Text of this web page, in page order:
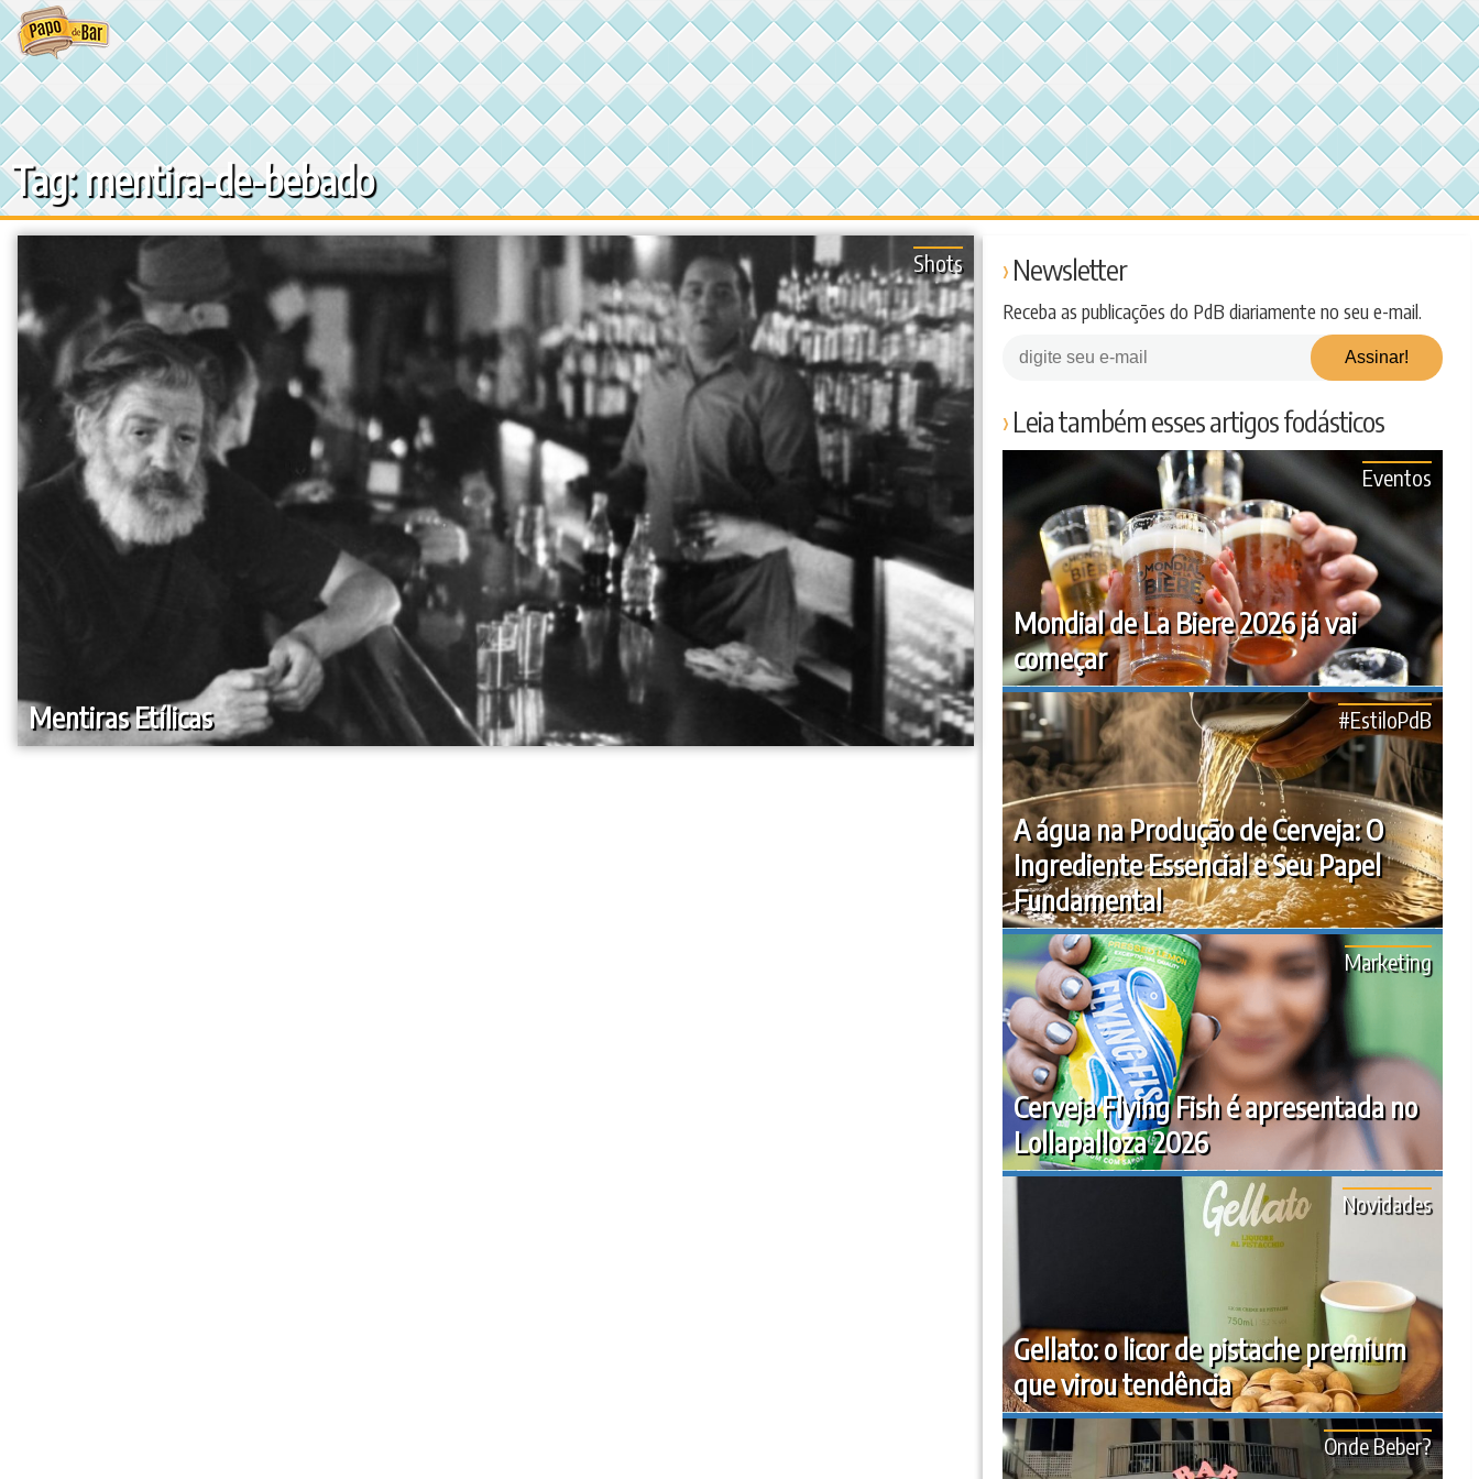
Ir
para
o
conteúdo
Tag: mentira-de-bebado
Mentiras Etílicas
Shots Newsletter
Receba as publicações do PdB diariamente no seu e-mail.
Leia também esses artigos fodásticos
Mondial de La Biere 2026 já vai
começar
Eventos
A água na Produção de Cerveja: O
Ingrediente Essencial e Seu Papel
Fundamental
#EstiloPdB
Cerveja Flying Fish é apresentada no
Lollapalloza 2026
Marketing
Gellato: o licor de pistache premium
que virou tendência
Novidades
Onde Beber?